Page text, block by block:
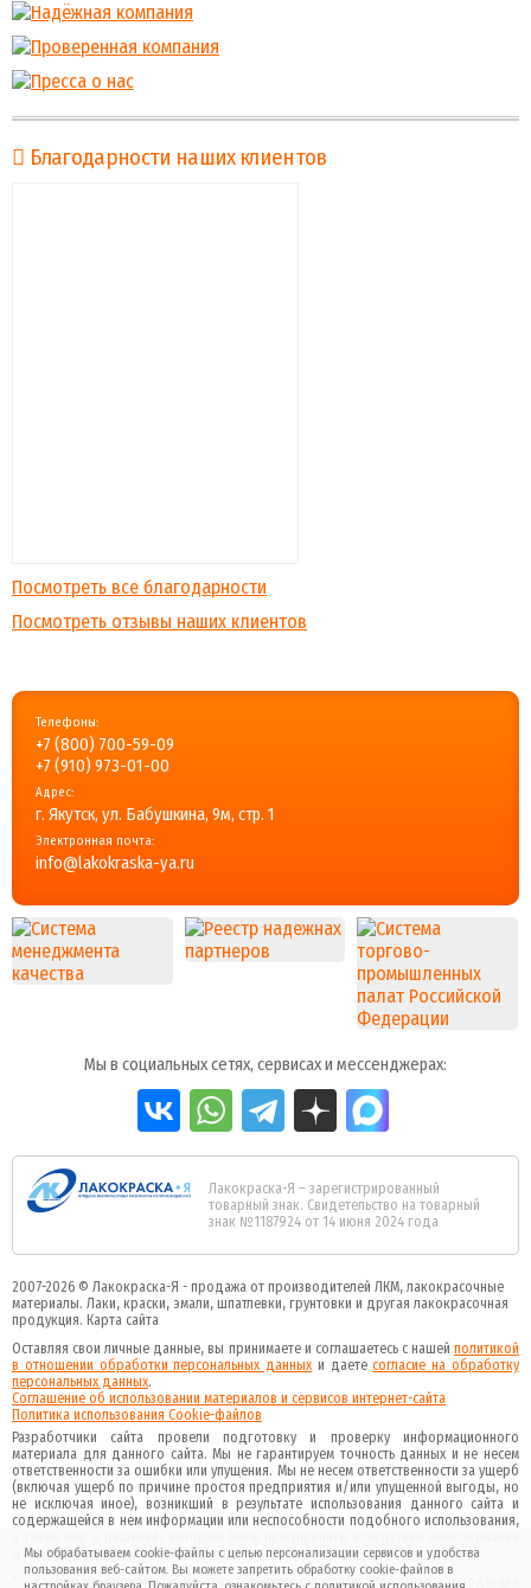
Благодарности наших клиентов
Посмотреть все благодарности
Посмотреть отзывы наших клиентов
Телефоны:
+7 (800) 700-59-09
+7 (910) 973-01-00
Адрес:
г. Якутск, ул. Бабушкина, 9м, стр. 1
Электронная почта:
info@lakokraska-ya.ru
Мы в социальных сетях, сервисах и мессенджерах:
Лакокраска-Я – зарегистрированный
товарный знак. Свидетельство на товарный
знак №1187924 от 14 июня 2024 года
2007-2026 © Лакокраска-Я - продажа от производителей ЛКМ, лакокрасочные
материалы. Лаки, краски, эмали, шпатлевки, грунтовки и другая лакокрасочная
продукция. Карта сайта
Оставляя свои личные данные, вы принимаете и соглашаетесь с нашей политикой
в отношении обработки персональных данных и даетеcогласие на обработку
персональных данных.
Соглашение об использовании материалов и сервисов интернет-сайта
Политика использования Cookie-файлов
Разработчики сайта провели подготовку и проверку информационного
материала для данного сайта. Мы не гарантируем точность данных и не несем
ответственности за ошибки или упущения. Мы не несем ответственности за ущерб
(включая ущерб по причине простоя предприятия и/или упущенной выгоды, но
не исключая иное), возникший в результате использования данного сайта и
содержащейся в нем информации или неспособности подобного использования,
данного сайта и данной информации.
* - данное изображение является картинкой декоративного смысла, продукция
Мы обрабатываем cookie-файлы с целью персонализации сервисов и удобства
пользования веб-сайтом. Вы можете запретить обработку cookie-файлов в